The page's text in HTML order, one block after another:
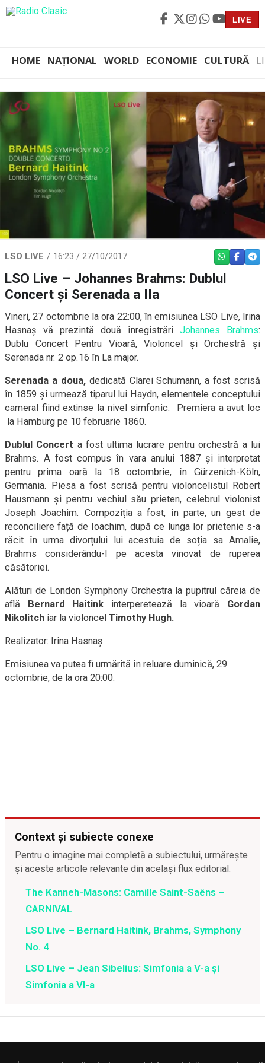
LIVE
HOME NAȚIONAL WORLD ECONOMIE CULTURĂ
LSO LIVE 16:23 / 27/10/2017 WHATSAPP
LSO Live – Johannes Brahms: Dublul
Concert și Serenada a IIa
Vineri, 27 octombrie la ora 22:00, în emisiunea LSO Live, Irina
Hasnaș vă prezintă două înregistrări Johannes Brahms:
Dublu Concert Pentru Vioară, Violoncel și Orchestră și
Serenada nr. 2 op.16 în La major.
Serenada a doua,dedicată Clarei Schumann, a fost scrisă
în 1859 și urmează tiparul lui Haydn, elementele conceptului
cameral fiind extinse la nivel simfonic. Premiera a avut loc
la Hamburg pe 10 februarie 1860.
Dublul Concert a fost ultima lucrare pentru orchestră a lui
Brahms. A fost compus în vara anului 1887 și interpretat
pentru prima oară la 18 octombrie, în Gürzenich-Köln,
Germania. Piesa a fost scrisă pentru violoncelistul Robert
Hausmann și pentru vechiul său prieten, celebrul violonist
Joseph Joachim. Compoziția a fost, în parte, un gest de
reconciliere față de Ioachim, după ce lunga lor prietenie s-a
răcit în urma divorțului lui acestuia de soția sa Amalie,
Brahms considerându-l pe acesta vinovat de ruperea
căsătoriei.
Alături de London Symphony Orchestra la pupitrul căreia de
află Bernard Haitink interperetează la vioară Gordan
Nikolitch iar la violoncel Timothy Hugh.
Realizator: Irina Hasnaș
Emisiunea va putea fi urmărită în reluare duminică, 29
octombrie, de la ora 20:00.
Context și subiecte conexe
Pentru o imagine mai completă a subiectului, urmărește
și aceste articole relevante din același flux editorial.
The Kanneh-Masons: Camille Saint-Saëns –
CARNIVAL
LSO Live – Bernard Haitink, Brahms, Symphony
No. 4
LSO Live – Jean Sibelius: Simfonia a V-a și
Simfonia a VI-a